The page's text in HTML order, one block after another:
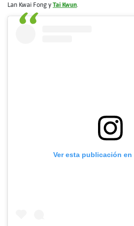
Lan Kwai Fong y Tai Kwun
Ver esta publicación en